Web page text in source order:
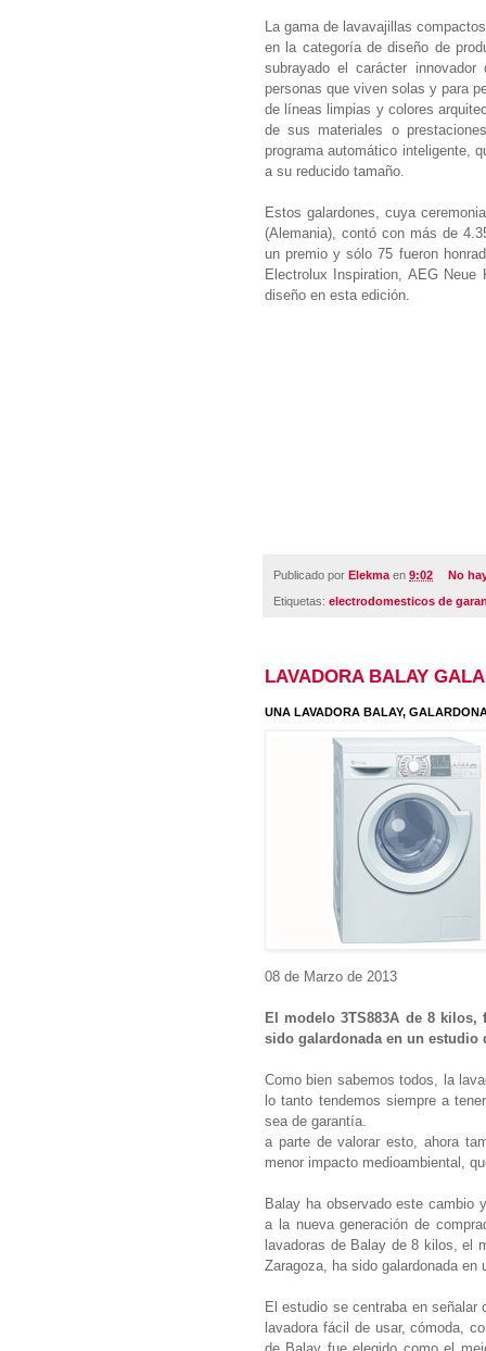
La gama de lavavajillas
en la categoría de diseño de
subrayado el carácter
personas que viven solas y para
de líneas limpias y colores
de sus materiales o
programa automático inteligente,
a su reducido tamaño.
Estos galardones, cuya
(Alemania), contó con más de
un premio y sólo 75 fueron
Electrolux Inspiration, AEG
diseño en esta edición.
Publicado por Elekma en 9:02 No
Etiquetas: electrodomesticos de
LAVADORA BALAY
UNA LAVADORA BALAY,
08 de Marzo de 2013
El modelo 3TS883A de 8 kilos,
sido galardonada en un
Como bien sabemos todos, la
lo tanto tendemos siempre a
sea de garantía.
a parte de valorar esto, ahora
menor impacto medioambiental,
Balay ha observado este cambio
a la nueva generación de
lavadoras de Balay de 8 kilos, el
Zaragoza, ha sido galardonada
El estudio se centraba en señalar
lavadora fácil de usar, cómoda,